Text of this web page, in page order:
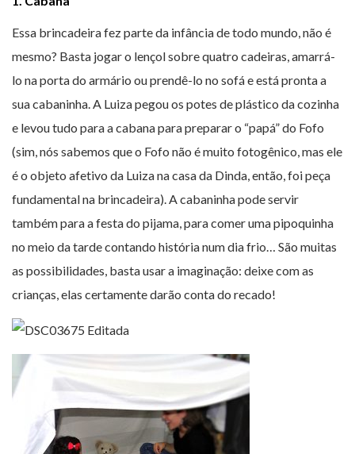
Essa brincadeira fez parte da infância de todo mundo, não é
mesmo? Basta jogar o lençol sobre quatro cadeiras, amarrá-
lo na porta do armário ou prendê-lo no sofá e está pronta a
sua cabaninha. A Luiza pegou os potes de plástico da cozinha
e levou tudo para a cabana para preparar o “papá” do Fofo
(sim, nós sabemos que o Fofo não é muito fotogênico, mas ele
é o objeto afetivo da Luiza na casa da Dinda, então, foi peça
fundamental na brincadeira). A cabaninha pode servir
também para a festa do pijama, para comer uma pipoquinha
no meio da tarde contando história num dia frio… São muitas
as possibilidades, basta usar a imaginação: deixe com as
crianças, elas certamente darão conta do recado!